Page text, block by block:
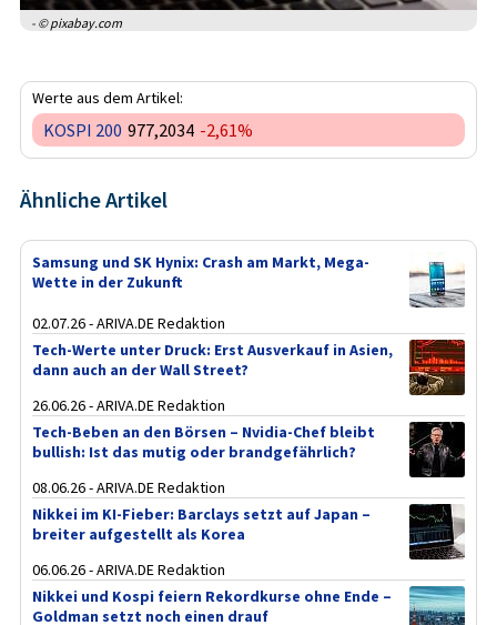
- © pixabay.com
Werte aus dem Artikel:
KOSPI 200 977,2034 -2,61%
Ähnliche Artikel
Samsung und SK Hynix: Crash am Markt, Mega-
Wette in der Zukunft
02.07.26 - ARIVA.DE Redaktion
Tech-Werte unter Druck: Erst Ausverkauf in Asien,
dann auch an der Wall Street?
26.06.26 - ARIVA.DE Redaktion
Tech-Beben an den Börsen – Nvidia-Chef bleibt
bullish: Ist das mutig oder brandgefährlich?
08.06.26 - ARIVA.DE Redaktion
Nikkei im KI-Fieber: Barclays setzt auf Japan –
breiter aufgestellt als Korea
06.06.26 - ARIVA.DE Redaktion
Nikkei und Kospi feiern Rekordkurse ohne Ende –
Goldman setzt noch einen drauf